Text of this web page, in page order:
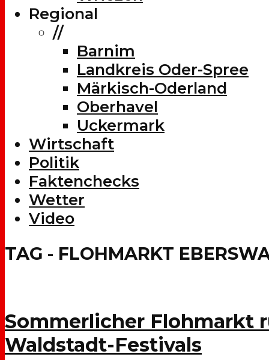
Regional
//
Barnim
Landkreis Oder-Spree
Märkisch-Oderland
Oberhavel
Uckermark
Wirtschaft
Politik
Faktenchecks
Wetter
Video
TAG - FLOHMARKT
Sommerlicher Flohmarkt
Waldstadt-Festivals